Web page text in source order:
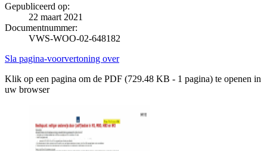
Gepubliceerd op:
22 maart 2021
Documentnummer:
VWS-WOO-02-648182
Sla pagina-voorvertoning over
Klik op een pagina om de PDF (729.48 KB - 1 pagina) te openen in
uw browser